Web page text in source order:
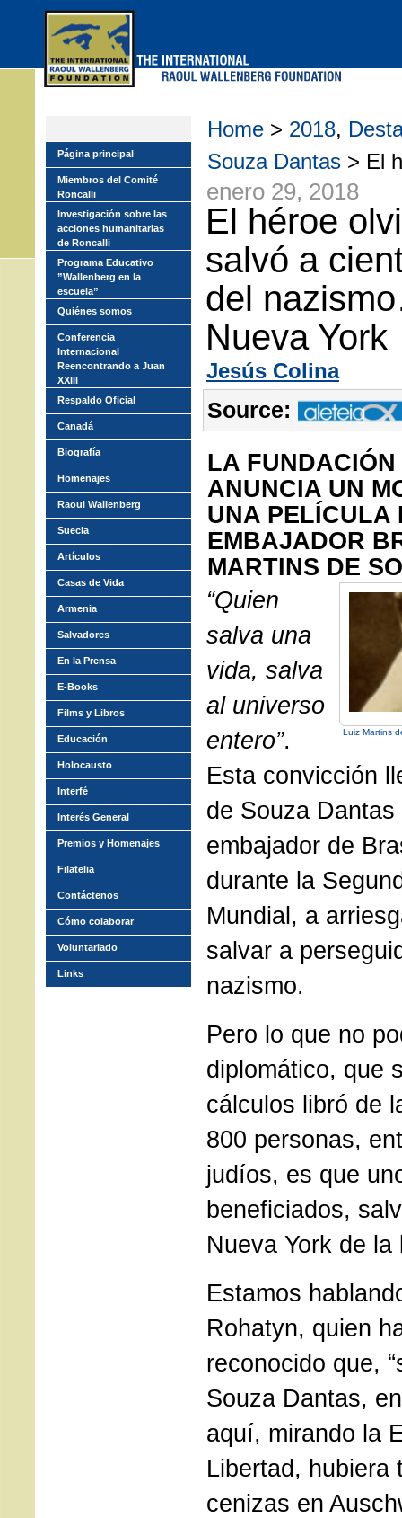
Home > 2018,
Souza Dantas > El
enero 29, 2018
El héroe
salvó a
del
Nueva York
Jesús Colina
Source:
LA
ANUNCIA UN
UNA PELÍCULA
EMBAJADOR
MARTINS DE
Luiz Martins
“Quien
salva una
vida, salva
al universo
entero”.
Esta convicción
de Souza
embajador de
durante la
Mundial, a
salvar a
nazismo.
Pero lo que no
diplomático, que
cálculos libró de
800 personas,
judíos, es que
beneficiados,
Nueva York de la
Estamos
Rohatyn, quien
reconocido que,
Souza Dantas,
aquí, mirando la
Libertad, hubiera
cenizas en
Página principal
Miembros del Comité
Roncalli
Investigación sobre las
acciones humanitarias
de Roncalli
Programa Educativo
”Wallenberg en la
escuela”
Quiénes somos
Conferencia
Internacional
Reencontrando a Juan
XXIII
Respaldo Oficial
Canadá
Biografía
Homenajes
Raoul Wallenberg
Suecia
Artículos
Casas de Vida
Armenia
Salvadores
En la Prensa
E-Books
Films y Libros
Educación
Holocausto
Interfé
Interés General
Premios y Homenajes
Filatelia
Contáctenos
Cómo colaborar
Voluntariado
Links